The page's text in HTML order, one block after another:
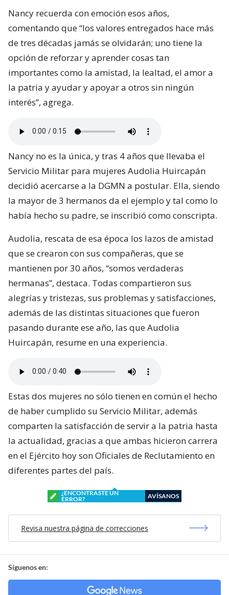
Nancy recuerda con emoción esos años,
comentando que “los valores entregados hace más
de tres décadas jamás se olvidarán; uno tiene la
opción de reforzar y aprender cosas tan
importantes como la amistad, la lealtad, el amor a
la patria y ayudar y apoyar a otros sin ningún
interés”, agrega.
Nancy no es la única, y tras 4 años que llevaba el
Servicio Militar para mujeres Audolia Huircapán
decidió acercarse a la DGMN a postular. Ella, siendo
la mayor de 3 hermanos da el ejemplo y tal como lo
había hecho su padre, se inscribió como conscripta.
Audolia, rescata de esa época los lazos de amistad
que se crearon con sus compañeras, que se
mantienen por 30 años, “somos verdaderas
hermanas”, destaca. Todas compartieron sus
alegrías y tristezas, sus problemas y satisfacciones,
además de las distintas situaciones que fueron
pasando durante ese año, las que Audolia
Huircapán, resume en una experiencia.
Estas dos mujeres no sólo tienen en común el hecho
de haber cumplido su Servicio Militar, además
comparten la satisfacción de servir a la patria hasta
la actualidad, gracias a que ambas hicieron carrera
en el Ejército hoy son Oficiales de Reclutamiento en
diferentes partes del país.
¿ENCONTRASTE UN
ERROR?
AVÍSANOS
Revisa nuestra página de correcciones
Síguenos en: